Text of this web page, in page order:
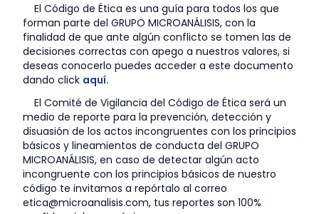
El Código de Ética es una guía para todos los que
forman parte del GRUPO MICROANÁLISIS, con la
finalidad de que ante algún conflicto se tomen las de
decisiones correctas con apego a nuestros valores, si
deseas conocerlo puedes acceder a este documento
dando click aquí.
El Comité de Vigilancia del Código de Ética será un
medio de reporte para la prevención, detección y
disuasión de los actos incongruentes con los principios
básicos y lineamientos de conducta del GRUPO
MICROANÁLISIS, en caso de detectar algún acto
incongruente con los principios básicos de nuestro
código te invitamos a repórtalo al correo
etica@microanalisis.com, tus reportes son 100%